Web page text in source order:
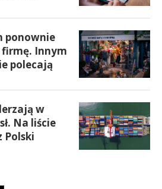
ponownie
firmę. Innym
polecają
w
Na liście
Polski